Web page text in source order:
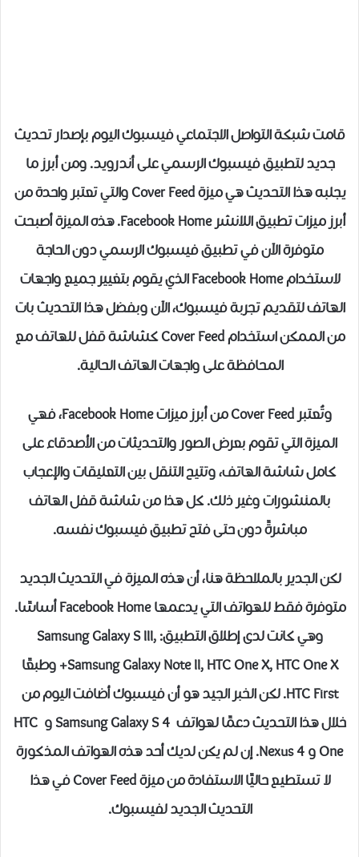
قامت شبكة التواصل الاجتماعي فيسبوك اليوم بإصدار تحديث
جديد لتطبيق فيسبوك الرسمي على أندرويد. ومن أبرز ما
يجلبه هذا التحديث هي ميزة Cover Feed والتي تعتبر واحدة من
أبرز ميزات تطبيق اللانشر Facebook Home. هذه الميزة أصبحت
متوفرة الآن في تطبيق فيسبوك الرسمي دون الحاجة
لاستخدام Facebook Home الذي يقوم بتغيير جميع واجهات
الهاتف لتقديم تجربة فيسبوك، الآن وبفضل هذا التحديث بات
من الممكن استخدام Cover Feed كشاشة قفل للهاتف مع
المحافظة على واجهات الهاتف الحالية.
وتُعتبر Cover Feed من أبرز ميزات Facebook Home، فهي
الميزة التي تقوم بعرض الصور والتحديثات من الأصدقاء على
كامل شاشة الهاتف، وتتيح التنقل بين التعليقات والإعجاب
بالمنشورات وغير ذلك. كل هذا من شاشة قفل الهاتف
مباشرةً دون حتى فتح تطبيق فيسبوك نفسه.
لكن الجدير بالملاحظة هنا، أن هذه الميزة في التحديث الجديد
متوفرة فقط للهواتف التي يدعمها Facebook Home أساسًا.
وهي كانت لدى إطلاق التطبيق: Samsung Galaxy S III,
Samsung Galaxy Note II, HTC One X, HTC One X+ وطبعًا
HTC First. لكن الخبر الجيد هو أن فيسبوك أضافت اليوم من
خلال هذا التحديث دعمًا لهواتف Samsung Galaxy S 4 و HTC
One و Nexus 4. إن لم يكن لديك أحد هذه الهواتف المذكورة
لا تستطيع حاليًا الاستفادة من ميزة Cover Feed في هذا
التحديث الجديد لفيسبوك.